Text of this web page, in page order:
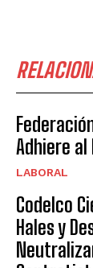
Adhiere al
LABORAL
Codelco
Hales y